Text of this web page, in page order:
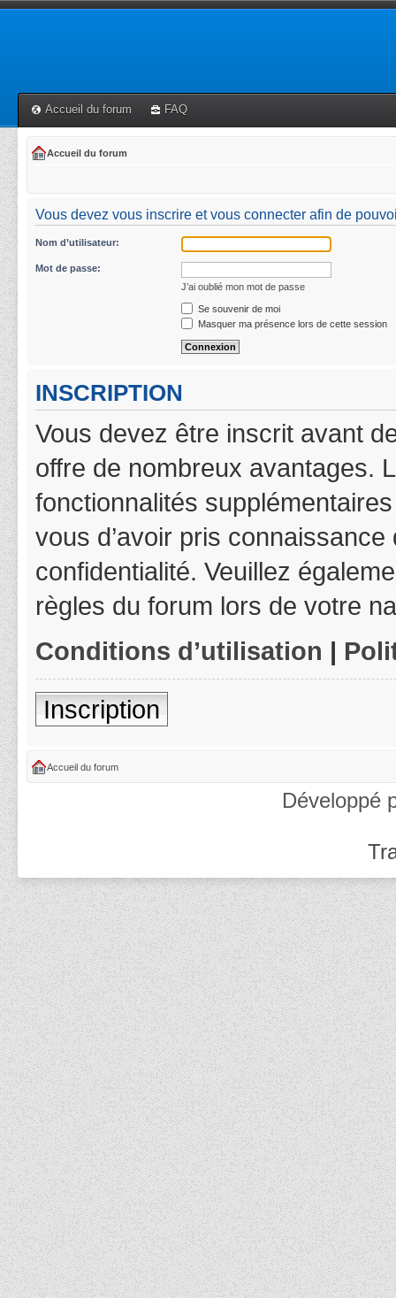
Accueil du forum FAQ
Accueil du forum
Vous devez vous inscrire et vous connecter afin de
Nom d’utilisateur:
Mot de passe:
J’ai oublié mon mot de passe
Se souvenir de moi
Masquer ma présence lors de cette session
INSCRIPTION
Vous devez être inscrit avant
offre de nombreux avantages.
fonctionnalités
vous d’avoir pris
confidentialité. Veuillez
règles du forum lors de votre
Conditions d’utilisation |
Inscription
Accueil du forum
Développé